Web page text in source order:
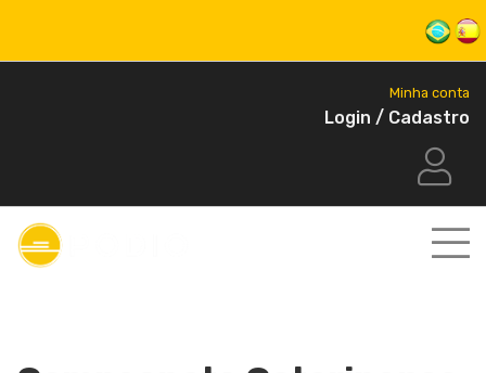
Minha conta
Login / Cadastro